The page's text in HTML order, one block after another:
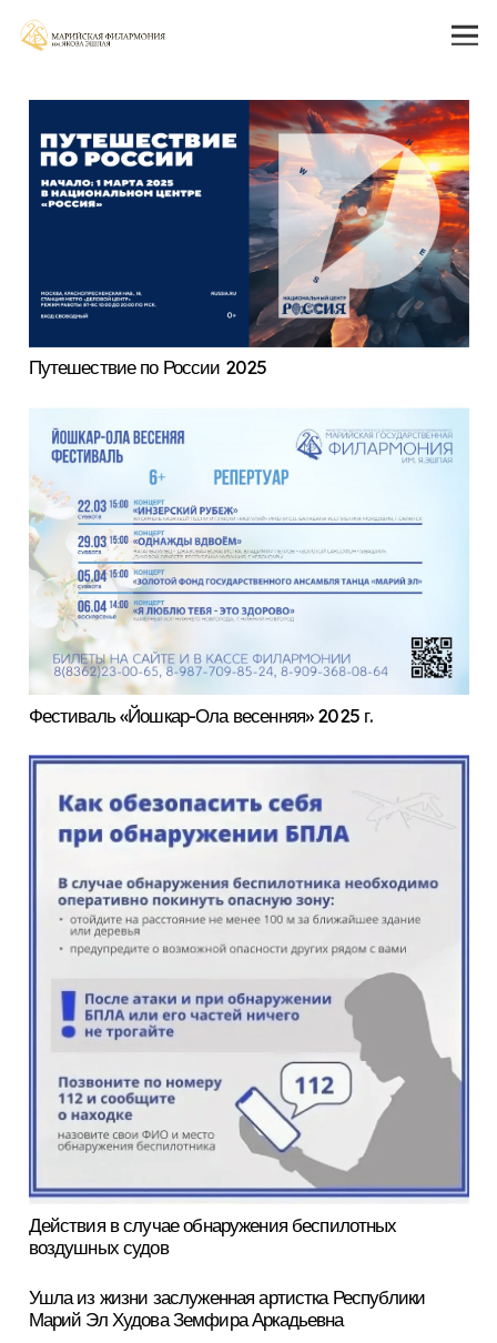
Путешествие по России 2025
Фестиваль «Йошкар-Ола весенняя» 2025 г.
Действия в случае обнаружения беспилотных
воздушных судов
Ушла из жизни заслуженная артистка Республики
Марий Эл Худова Земфира Аркадьевна